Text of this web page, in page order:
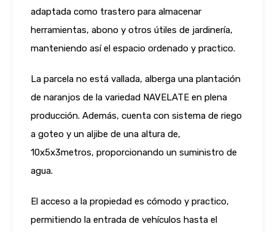
adaptada como trastero para almacenar
herramientas, abono y otros útiles de jardinería,
manteniendo así el espacio ordenado y practico.
La parcela no está vallada, alberga una plantación
de naranjos de la variedad NAVELATE en plena
producción. Además, cuenta con sistema de riego
a goteo y un aljibe de una altura de,
10x5x3metros, proporcionando un suministro de
agua.
El acceso a la propiedad es cómodo y practico,
permitiendo la entrada de vehículos hasta el